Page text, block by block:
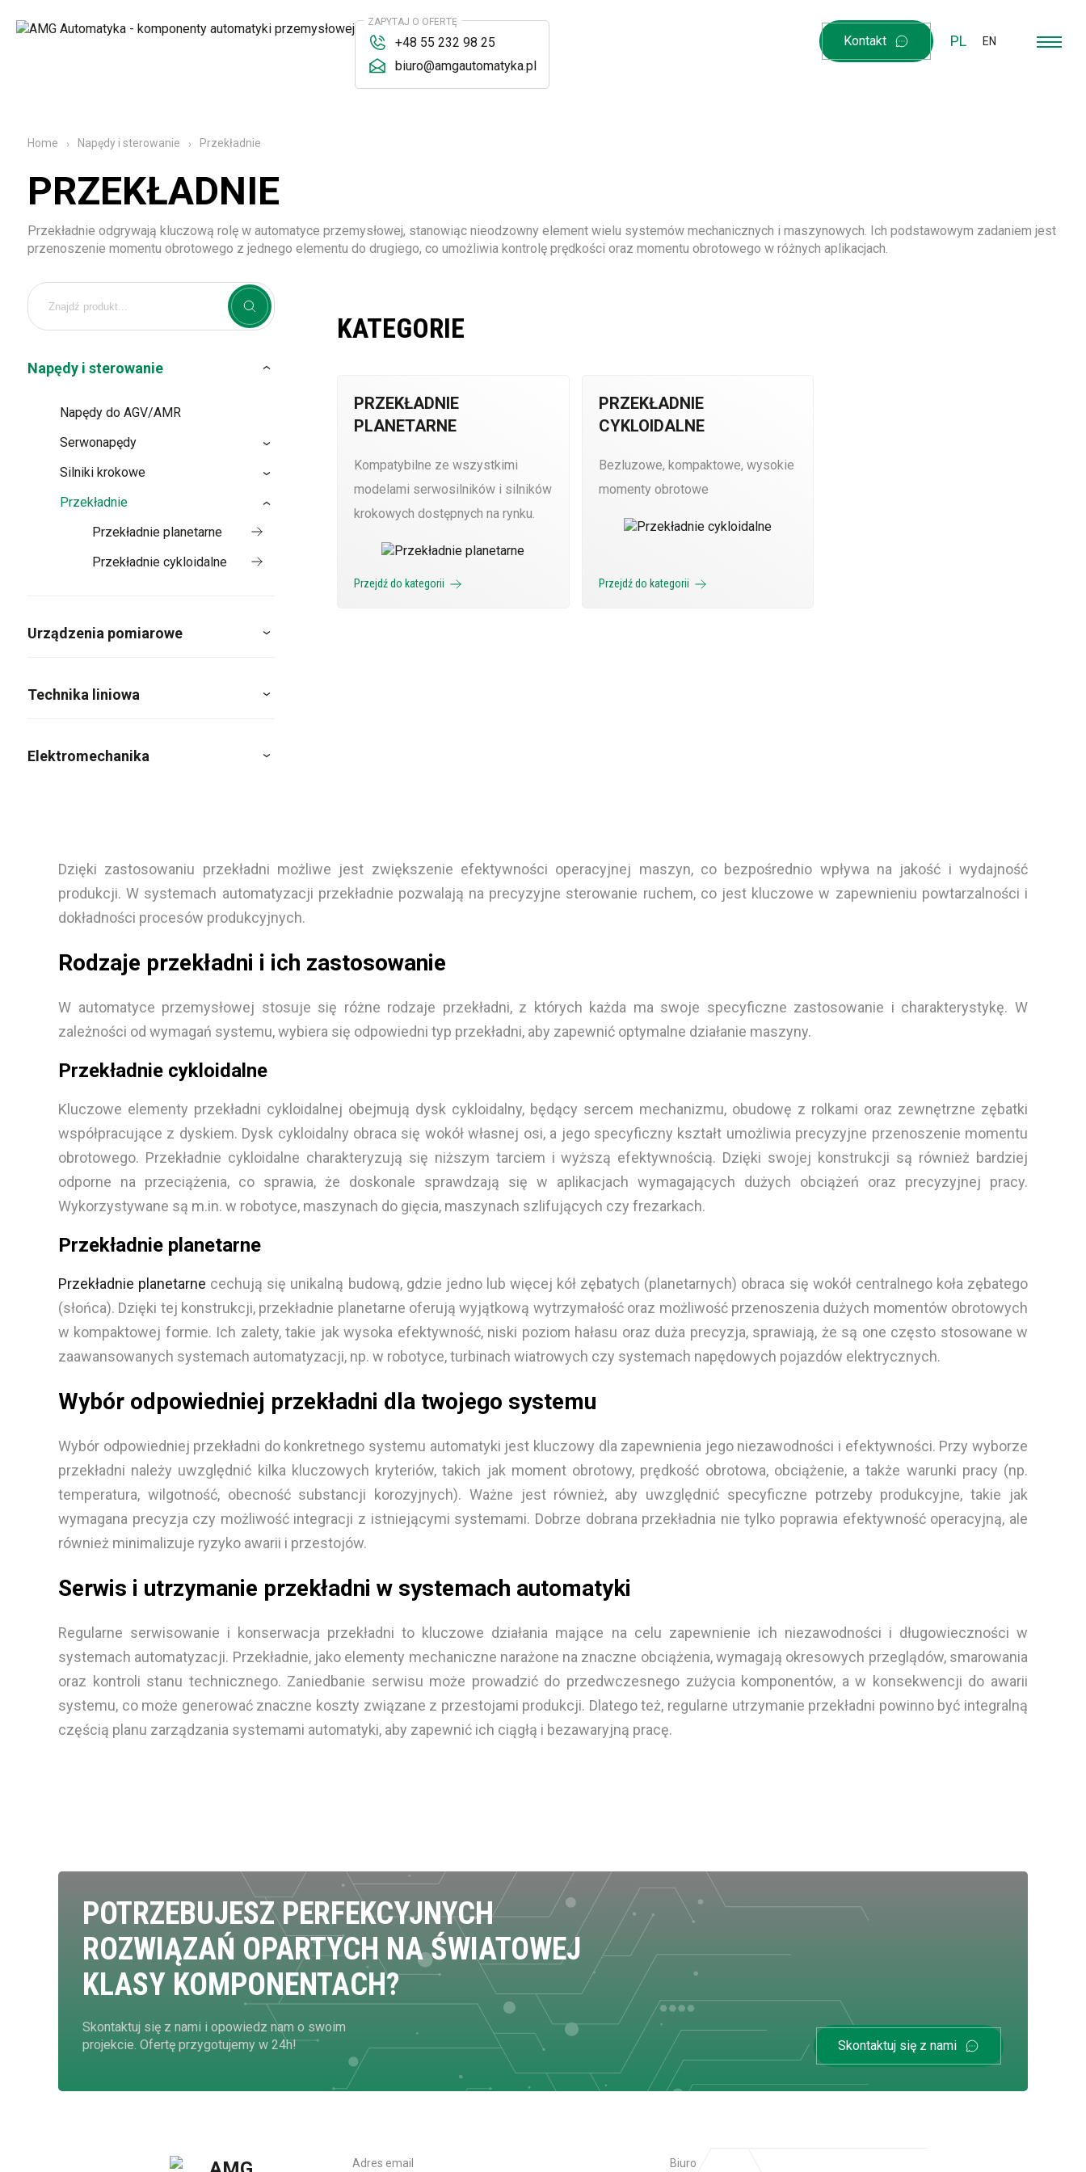
ZAPYTAJ O OFERTĘ
+48 55 232 98 25
biuro@amgautomatyka.pl
Kontakt PL EN
Home Napędy i sterowanie Przekładnie
PRZEKŁADNIE
Przekładnie odgrywają kluczową rolę w automatyce przemysłowej, stanowiąc nieodzowny element wielu systemów mechanicznych i maszynowych. Ich podstawowym zadaniem jest
przenoszenie momentu obrotowego z jednego elementu do drugiego, co umożliwia kontrolę prędkości oraz momentu obrotowego w różnych aplikacjach.
Napędy i sterowanie
Napędy do AGV/AMR
Serwonapędy
Silniki krokowe
Przekładnie
Przekładnie planetarne
Przekładnie cykloidalne
Urządzenia pomiarowe
Technika liniowa
Elektromechanika
KATEGORIE
PRZEKŁADNIE
PLANETARNE
Kompatybilne ze wszystkimi
modelami serwosilników i silników
krokowych dostępnych na rynku.
Przejdź do kategorii
PRZEKŁADNIE
CYKLOIDALNE
Bezluzowe, kompaktowe, wysokie
momenty obrotowe
Przejdź do kategorii
Dzięki zastosowaniu przekładni możliwe jest zwiększenie efektywności operacyjnej maszyn, co bezpośrednio wpływa na jakość i wydajność
produkcji. W systemach automatyzacji przekładnie pozwalają na precyzyjne sterowanie ruchem, co jest kluczowe w zapewnieniu powtarzalności i
dokładności procesów produkcyjnych.
Rodzaje przekładni i ich zastosowanie
W automatyce przemysłowej stosuje się różne rodzaje przekładni, z których każda ma swoje specyficzne zastosowanie i charakterystykę. W
zależności od wymagań systemu, wybiera się odpowiedni typ przekładni, aby zapewnić optymalne działanie maszyny.
Przekładnie cykloidalne
Kluczowe elementy przekładni cykloidalnej obejmują dysk cykloidalny, będący sercem mechanizmu, obudowę z rolkami oraz zewnętrzne zębatki
współpracujące z dyskiem. Dysk cykloidalny obraca się wokół własnej osi, a jego specyficzny kształt umożliwia precyzyjne przenoszenie momentu
obrotowego. Przekładnie cykloidalne charakteryzują się niższym tarciem i wyższą efektywnością. Dzięki swojej konstrukcji są również bardziej
odporne na przeciążenia, co sprawia, że doskonale sprawdzają się w aplikacjach wymagających dużych obciążeń oraz precyzyjnej pracy.
Wykorzystywane są m.in. w robotyce, maszynach do gięcia, maszynach szlifujących czy frezarkach.
Przekładnie planetarne
Przekładnie planetarne cechują się unikalną budową, gdzie jedno lub więcej kół zębatych (planetarnych) obraca się wokół centralnego koła zębatego
(słońca). Dzięki tej konstrukcji, przekładnie planetarne oferują wyjątkową wytrzymałość oraz możliwość przenoszenia dużych momentów obrotowych
w kompaktowej formie. Ich zalety, takie jak wysoka efektywność, niski poziom hałasu oraz duża precyzja, sprawiają, że są one często stosowane w
zaawansowanych systemach automatyzacji, np. w robotyce, turbinach wiatrowych czy systemach napędowych pojazdów elektrycznych.
Wybór odpowiedniej przekładni dla twojego systemu
Wybór odpowiedniej przekładni do konkretnego systemu automatyki jest kluczowy dla zapewnienia jego niezawodności i efektywności. Przy wyborze
przekładni należy uwzględnić kilka kluczowych kryteriów, takich jak moment obrotowy, prędkość obrotowa, obciążenie, a także warunki pracy (np.
temperatura, wilgotność, obecność substancji korozyjnych). Ważne jest również, aby uwzględnić specyficzne potrzeby produkcyjne, takie jak
wymagana precyzja czy możliwość integracji z istniejącymi systemami. Dobrze dobrana przekładnia nie tylko poprawia efektywność operacyjną, ale
również minimalizuje ryzyko awarii i przestojów.
Serwis i utrzymanie przekładni w systemach automatyki
Regularne serwisowanie i konserwacja przekładni to kluczowe działania mające na celu zapewnienie ich niezawodności i długowieczności w
systemach automatyzacji. Przekładnie, jako elementy mechaniczne narażone na znaczne obciążenia, wymagają okresowych przeglądów, smarowania
oraz kontroli stanu technicznego. Zaniedbanie serwisu może prowadzić do przedwczesnego zużycia komponentów, a w konsekwencji do awarii
systemu, co może generować znaczne koszty związane z przestojami produkcji. Dlatego też, regularne utrzymanie przekładni powinno być integralną
częścią planu zarządzania systemami automatyki, aby zapewnić ich ciągłą i bezawaryjną pracę.
POTRZEBUJESZ PERFEKCYJNYCH
ROZWIĄZAŃ OPARTYCH NA ŚWIATOWEJ
KLASY KOMPONENTACH?
Skontaktuj się z nami i opowiedz nam o swoim
projekcie. Ofertę przygotujemy w 24h!
Skontaktuj się z nami
Adres email Biuro